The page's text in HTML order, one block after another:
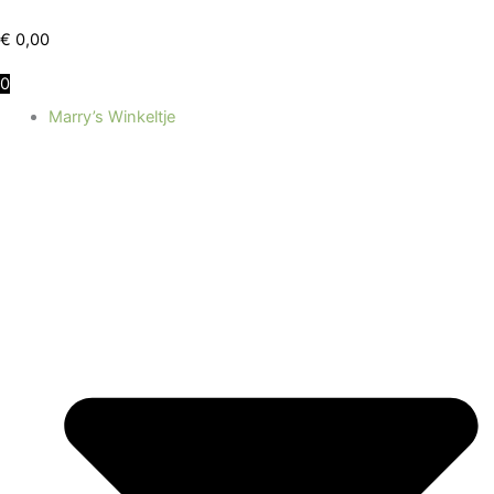
naar
inhoud
€ 0,00
0
Marry’s Winkeltje